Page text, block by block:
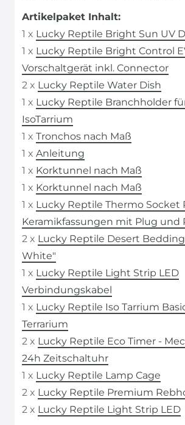
Artikelpaket Inhalt:
1 x Lucky Reptile Bright Sun UV
1 x Lucky Reptile Bright Control
Vorschaltgerät inkl. Connector
2 x Lucky Reptile Water Dish
1 x Lucky Reptile Branchholder
IsoTarrium
1 x Tronchos nach Maß
1 x Anleitung
1 x Korktunnel nach Maß
1 x Korktunnel nach Maß
1 x Lucky Reptile Thermo Socket
Keramikfassungen mit Plug und
2 x Lucky Reptile Desert
White"
1 x Lucky Reptile Light Strip LED
Verbindungskabel
1 x Lucky Reptile Iso Tarrium
Terrarium
2 x Lucky Reptile Eco Timer -
24h Zeitschaltuhr
1 x Lucky Reptile Lamp Cage
2 x Lucky Reptile Premium
2 x Lucky Reptile Light Strip LED